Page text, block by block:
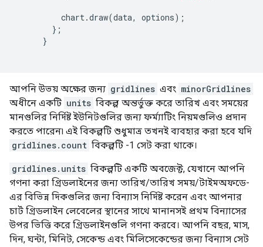
chart.draw(data, options);
};
}
আপনি উভয় অক্ষের জন্য gridlines এবং minorGridlines
অধীনে একটি units বিকল্প অন্তর্ভুক্ত করে তারিখ এবং সময়ের
মানগুলির নির্দিষ্ট ইউনিটগুলির জন্য ফর্ম্যাটিং নিয়মগুলিও প্রদান
করতে পারেন৷ এই বিকল্পটি শুধুমাত্র তখনই ব্যবহার করা হবে যদি
gridlines.count বিকল্পটি -1 সেট করা থাকে।
gridlines.units বিকল্পটি একটি অবজেক্ট, যেখানে আপনি
গণনা করা গ্রিডলাইনের জন্য তারিখ/তারিখ সময়/টাইমঅফডে-
এর বিভিন্ন দিকগুলির জন্য বিন্যাস নির্দিষ্ট করেন এবং আপনার
চার্ট গ্রিডলাইন লেবেলের স্থানের সাথে মানানসই প্রথম বিন্যাসের
উপর ভিত্তি করে গ্রিডলাইনগুলি গণনা করবে। আপনি বছর, মাস,
দিন, ঘন্টা, মিনিট, সেকেন্ড এবং মিলিসেকেন্ডের জন্য বিন্যাস সেট